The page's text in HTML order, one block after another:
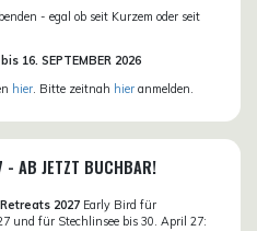
- egal ob seit Kurzem oder seit
16. SEPTEMBER 2026
hier . Bitte zeitnah hier anmelden.
- AB JETZT BUCHBAR!
2027 Early Bird für
und für Stechlinsee bis 30. April 27: